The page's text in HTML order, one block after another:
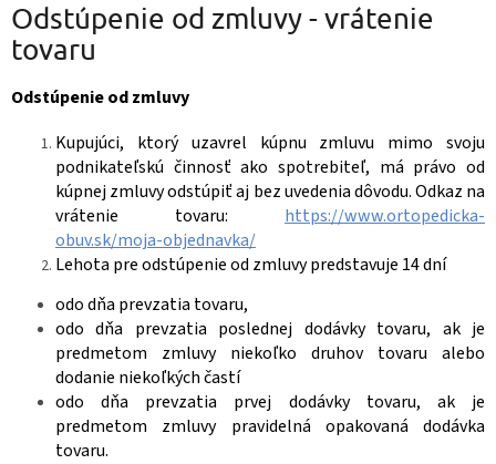
Odstúpenie od zmluvy - vrátenie
tovaru
Odstúpenie od zmluvy
Kupujúci, ktorý uzavrel kúpnu zmluvu mimo svoju
podnikateľskú činnosť ako spotrebiteľ, má právo od
kúpnej zmluvy odstúpiť aj bez uvedenia dôvodu. Odkaz na
vrátenie tovaru: https://www.ortopedicka-
obuv.sk/moja-objednavka/
Lehota pre odstúpenie od zmluvy predstavuje 14 dní
odo dňa prevzatia tovaru,
odo dňa prevzatia poslednej dodávky tovaru, ak je
predmetom zmluvy niekoľko druhov tovaru alebo
dodanie niekoľkých častí
odo dňa prevzatia prvej dodávky tovaru, ak je
predmetom zmluvy pravidelná opakovaná dodávka
tovaru.